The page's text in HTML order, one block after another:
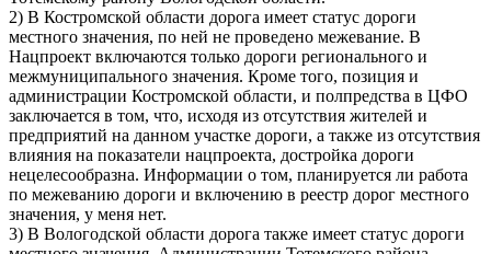
2) В Костромской области дорога имеет статус дороги
местного значения, по ней не проведено межевание. В
Нацпроект включаются только дороги регионального и
межмуниципального значения. Кроме того, позиция и
администрации Костромской области, и полпредства в ЦФО
заключается в том, что, исходя из отсутствия жителей и
предприятий на данном участке дороги, а также из отсутствия
влияния на показатели нацпроекта, достройка дороги
нецелесообразна. Информации о том, планируется ли работа
по межеванию дороги и включению в реестр дорог местного
значения, у меня нет.
3) В Вологодской области дорога также имеет статус дороги